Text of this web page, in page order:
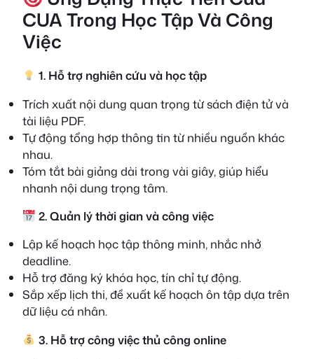
CUA Trong Học Tập Và Công
Việc
1. Hỗ trợ nghiên cứu và học tập
Trích xuất nội dung quan trọng từ sách điện tử và
tài liệu PDF.
Tự động tổng hợp thông tin từ nhiều nguồn khác
nhau.
Tóm tắt bài giảng dài trong vài giây, giúp hiểu
nhanh nội dung trọng tâm.
2. Quản lý thời gian và công việc
Lập kế hoạch học tập thông minh, nhắc nhở
deadline.
Hỗ trợ đăng ký khóa học, tín chỉ tự động.
Sắp xếp lịch thi, đề xuất kế hoạch ôn tập dựa trên
dữ liệu cá nhân.
3. Hỗ trợ công việc thủ công online